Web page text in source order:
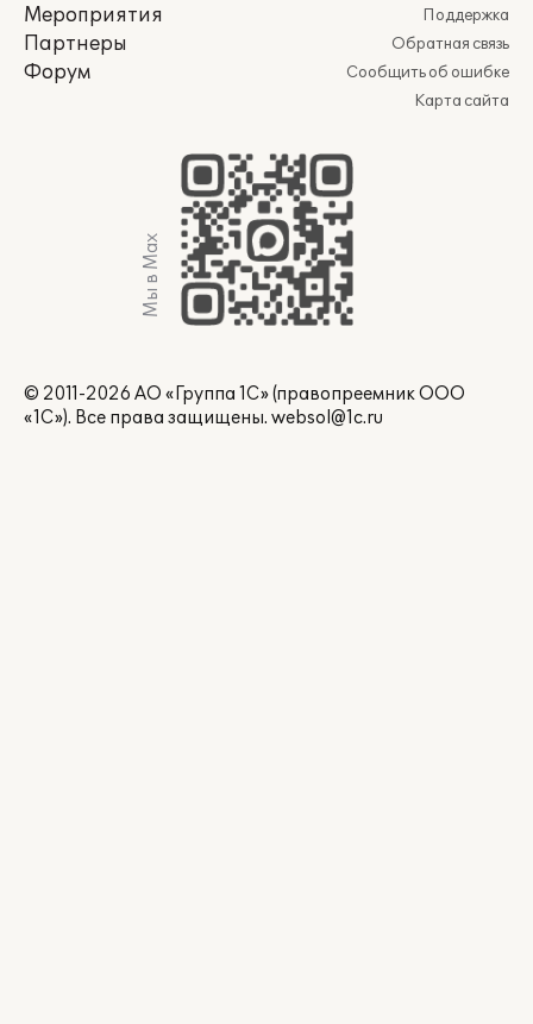
Мероприятия
Партнеры
Форум
Поддержка
Обратная связь
Сообщить об ошибке
Карта сайта
Мы в Max
© 2011-2026 АО «Группа 1С» (правопреемник ООО
«1С»). Все права защищены. websol@1c.ru